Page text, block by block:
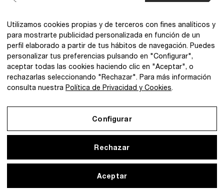
@2026 IBQ Textiles, All rights reserved.
Utilizamos cookies propias y de terceros con fines analíticos y
para mostrarte publicidad personalizada en función de un
perfil elaborado a partir de tus hábitos de navegación. Puedes
personalizar tus preferencias pulsando en "Configurar",
aceptar todas las cookies haciendo clic en "Aceptar", o
rechazarlas seleccionando "Rechazar". Para más información
consulta nuestra Política de Privacidad y Cookies.
Configurar
Rechazar
Aceptar